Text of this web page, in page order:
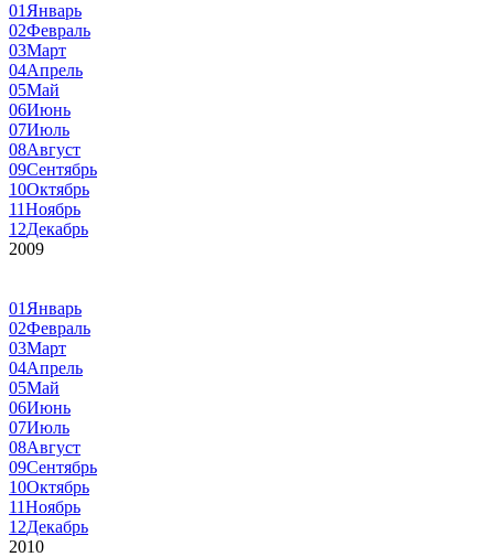
01 Январь
02Февраль
03Март
04Апрель
05Май
06Июнь
07Июль
08Август
09Сентябрь
10Октябрь
11Ноябрь
12Декабрь
2009
01 Январь
02Февраль
03Март
04Апрель
05Май
06Июнь
07Июль
08Август
09Сентябрь
10Октябрь
11Ноябрь
12Декабрь
2010